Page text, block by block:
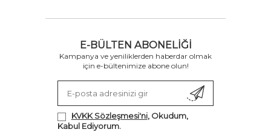
E-BÜLTEN ABONELIĞI
Kampanya ve yeniliklerden haberdar olmak
için e-bültenimize abone olun!
KVKK Sözleşmesi'ni, Okudum,
Kabul Ediyorum.